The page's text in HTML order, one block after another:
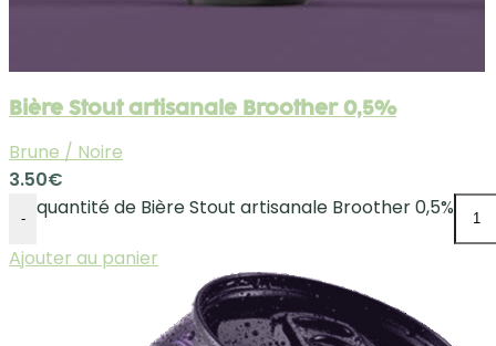
Bière Stout artisanale Broother 0,5%
Brune / Noire
3.50€
-
quantité de Bière Stout artisanale Broother 0,5%
Ajouter au panier